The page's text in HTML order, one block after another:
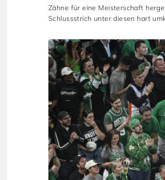
Zähne für eine Meisterschaft
Schlussstrich unter diesen hart